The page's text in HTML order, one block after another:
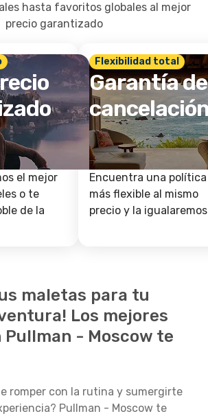
hasta favoritos globales al mejor
precio garantizado
el mejor
o te
de la
Flexibilidad total
Garantía de
Encuentra una política
más flexible al mismo
precio y la
maletas para tu
Los mejores
Pullman - Moscow te
romper con la rutina y sumergirte
Pullman - Moscow te